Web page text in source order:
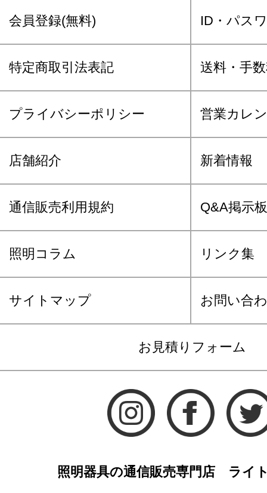
会員登録(無料) ID・パス
特定商取引法表記 送料・手
プライバシーポリシー 営業カレ
店舗紹介 新着情報
通信販売利用規約 Q&A掲示板
照明コラム リンク集
サイトマップ お問い合
お見積りフォーム
照明器具の通信販売専門店 ライ